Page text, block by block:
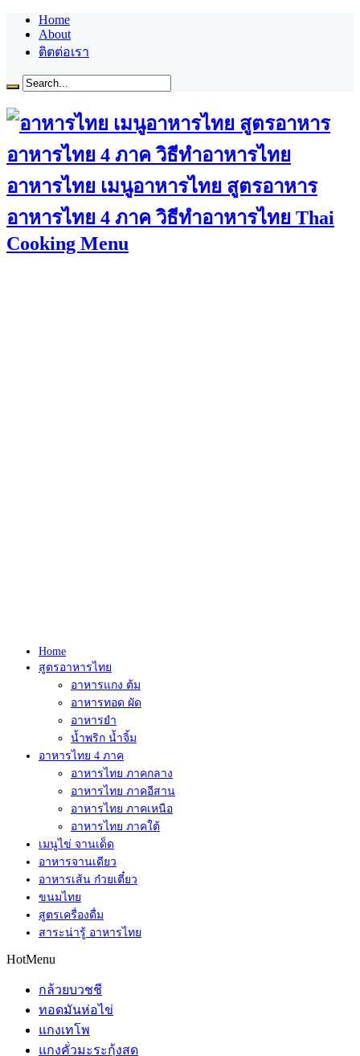
Home
About
ติตต่อเรา
อาหารไทย เมนูอาหารไทย สูตรอาหาร
อาหารไทย 4 ภาค วิธีทำอาหารไทย Thai
Cooking Menu
Home
สูตรอาหารไทย
อาหารแกง ต้ม
อาหารทอด ผัด
อาหารยำ
น้ำพริก น้ำจิ้ม
อาหารไทย 4 ภาค
อาหารไทย ภาคกลาง
อาหารไทย ภาคอีสาน
อาหารไทย ภาคเหนือ
อาหารไทย ภาคใต้
เมนูไข่ จานเด็ด
อาหารจานเดียว
อาหารเส้น ก๋วยเตี๋ยว
ขนมไทย
สูตรเครื่องดื่ม
สาระน่ารู้ อาหารไทย
HotMenu
กล้วยบวชชี
ทอดมันห่อไข่
แกงเทโพ
แกงคั่วมะระกุ้งสด